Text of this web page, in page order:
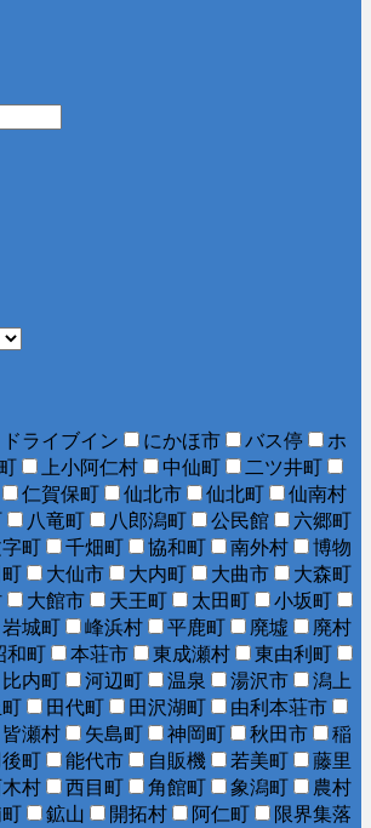
ドライブイン にかほ市 バス停
ホ
上小阿仁村 中仙町
二ツ井町
仁賀保町 仙北市 仙北町
仙南村
八竜町 八郎潟町 公民館
六郷町
町 千畑町 協和町 南外村
博物
大仙市 大内町 大曲市
大森町
大館市 天王町 太田町
小坂町
岩城町 峰浜村 平鹿町 廃墟
廃村
和町 本荘市 東成瀬村
東由利町
比内町 河辺町 温泉 湯沢市
潟上
田代町 田沢湖町
由利本荘市
皆瀬村 矢島町 神岡町 秋田市
稲
町 能代市 自販機 若美町
藤里
村 西目町 角館町 象潟町
農村
鉱山 開拓村 阿仁町
限界集落